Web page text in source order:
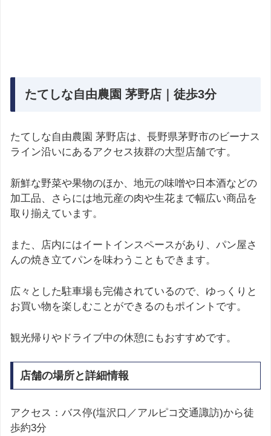
たてしな自由農園 茅野店｜徒歩3分
たてしな自由農園 茅野店は、長野県茅野市のビーナス
ライン沿いにあるアクセス抜群の大型店舗です。
新鮮な野菜や果物のほか、地元の味噌や日本酒などの
加工品、さらには地元産の肉や生花まで幅広い商品を
取り揃えています。
また、店内にはイートインスペースがあり、パン屋さ
んの焼き立てパンを味わうこともできます。
広々とした駐車場も完備されているので、ゆっくりと
お買い物を楽しむことができるのもポイントです。
観光帰りやドライブ中の休憩にもおすすめです。
店舗の場所と詳細情報
アクセス：バス停(塩沢口／アルピコ交通諏訪)から徒
歩約3分